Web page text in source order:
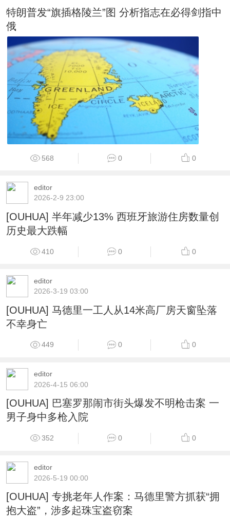
特朗普发“旗插格陵兰”图 分析指志在必得剑指中
俄
568 0 0
editor
2026-2-9 23:00
[OUHUA] 半年减少13% 西班牙旅游住房数量创
历史最大跌幅
410 0 0
editor
2026-3-19 03:00
[OUHUA] 马德里一工人从14米高厂房天窗坠落
不幸身亡
449 0 0
editor
2026-4-15 06:00
[OUHUA] 巴塞罗那闹市街头爆发不明枪击案 一
男子身中多枪入院
352 0 0
editor
2026-5-19 00:00
[OUHUA] 专挑老年人作案：马德里警方抓获“拥
抱大盗”，涉多起珠宝盗窃案